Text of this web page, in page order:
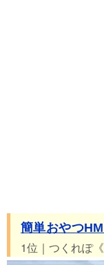
簡単おやつ
1位｜つくれぽ《